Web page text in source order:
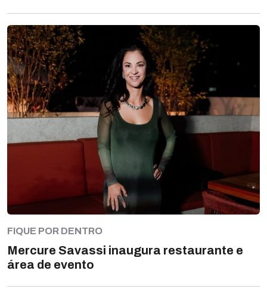
FIQUE POR DENTRO
Mercure Savassi inaugura restaurante e
área de evento